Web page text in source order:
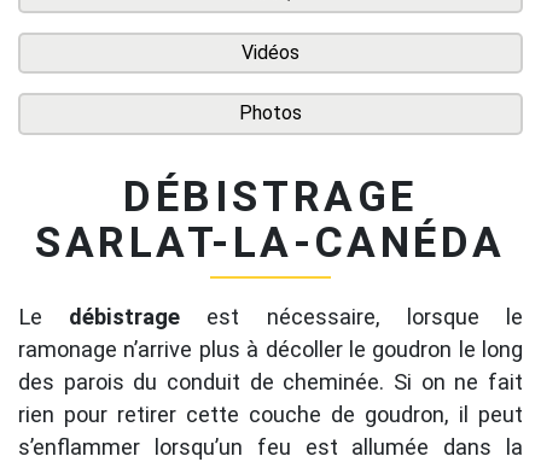
Vidéos
Photos
DÉBISTRAGE
SARLAT-LA-CANÉDA
Le débistrage est nécessaire, lorsque le
ramonage n’arrive plus à décoller le goudron le long
des parois du conduit de cheminée. Si on ne fait
rien pour retirer cette couche de goudron, il peut
s’enflammer lorsqu’un feu est allumée dans la